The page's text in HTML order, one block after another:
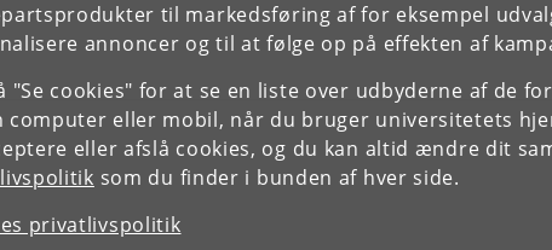
til markedsføring af for eksempel
annoncer og til at følge op på effekten af
"Se cookies" for at se en liste over udbyderne af de
computer eller mobil, når du bruger universitetets
eller afslå cookies, og du kan altid ændre dit
som du finder i bunden af hver side.
privatlivspolitik